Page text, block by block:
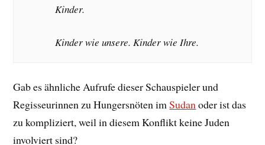
Kinder.
Kinder wie unsere. Kinder wie Ihre.
Gab es ähnliche Aufrufe dieser Schauspieler und
Regisseurinnen zu Hungersnöten imSudanoder ist das
zu kompliziert, weil in diesem Konflikt keine Juden
involviert sind?